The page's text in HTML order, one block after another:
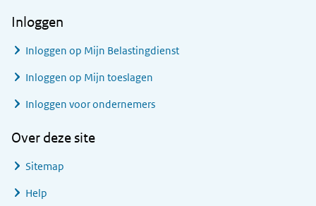
Inloggen
Inloggen op Mijn Belastingdienst
Inloggen op Mijn toeslagen
Inloggen voor ondernemers
Over deze site
Sitemap
Help